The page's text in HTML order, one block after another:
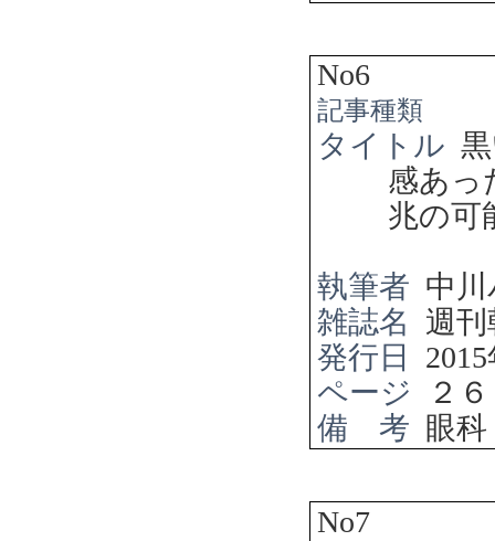
No6
記事種類
タイトル
感あっ
兆の可
執筆者 中
雑誌名
週刊
発行日
2015
ページ
２
備 考 眼
No7